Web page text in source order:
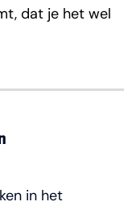
dat je het wel
in het